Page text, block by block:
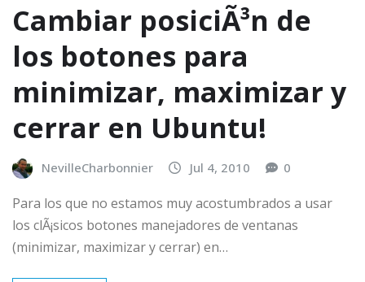
Cambiar posiciÃ³n de
los botones para
minimizar, maximizar y
cerrar en Ubuntu!
NevilleCharbonnier Jul 4, 2010 0
Para los que no estamos muy acostumbrados a usar
los clÃ¡sicos botones manejadores de ventanas
(minimizar, maximizar y cerrar) en…